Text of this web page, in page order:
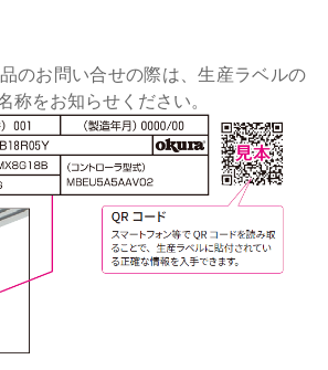
レタイズシステム
ンニングシステム
垂直搬送機）
シー
のお問い合せの際は、生産ラベルの
称をお知らせください。